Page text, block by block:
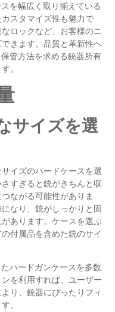
を幅広く取り揃えている
スタマイズ性も魅力で
ロックなど、お客様のニ
きます。品質と革新性へ
管方法を求める銃器所有
。
サイズを選
イズのハードケースを選
すぎると銃がきちんと収
ながる可能性がありま
なり、銃がしっかりと固
あります。ケースを選ぶ
付属品を含めた銃のサイ
ハードガンケースを多数
を利用すれば、ユーザー
り、銃器にぴったりフィ
。